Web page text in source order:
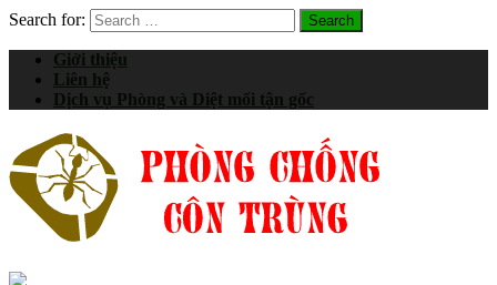
Search for:
Giới thiệu
Liên hệ
Dịch vụ Phòng và Diệt mối tận gốc